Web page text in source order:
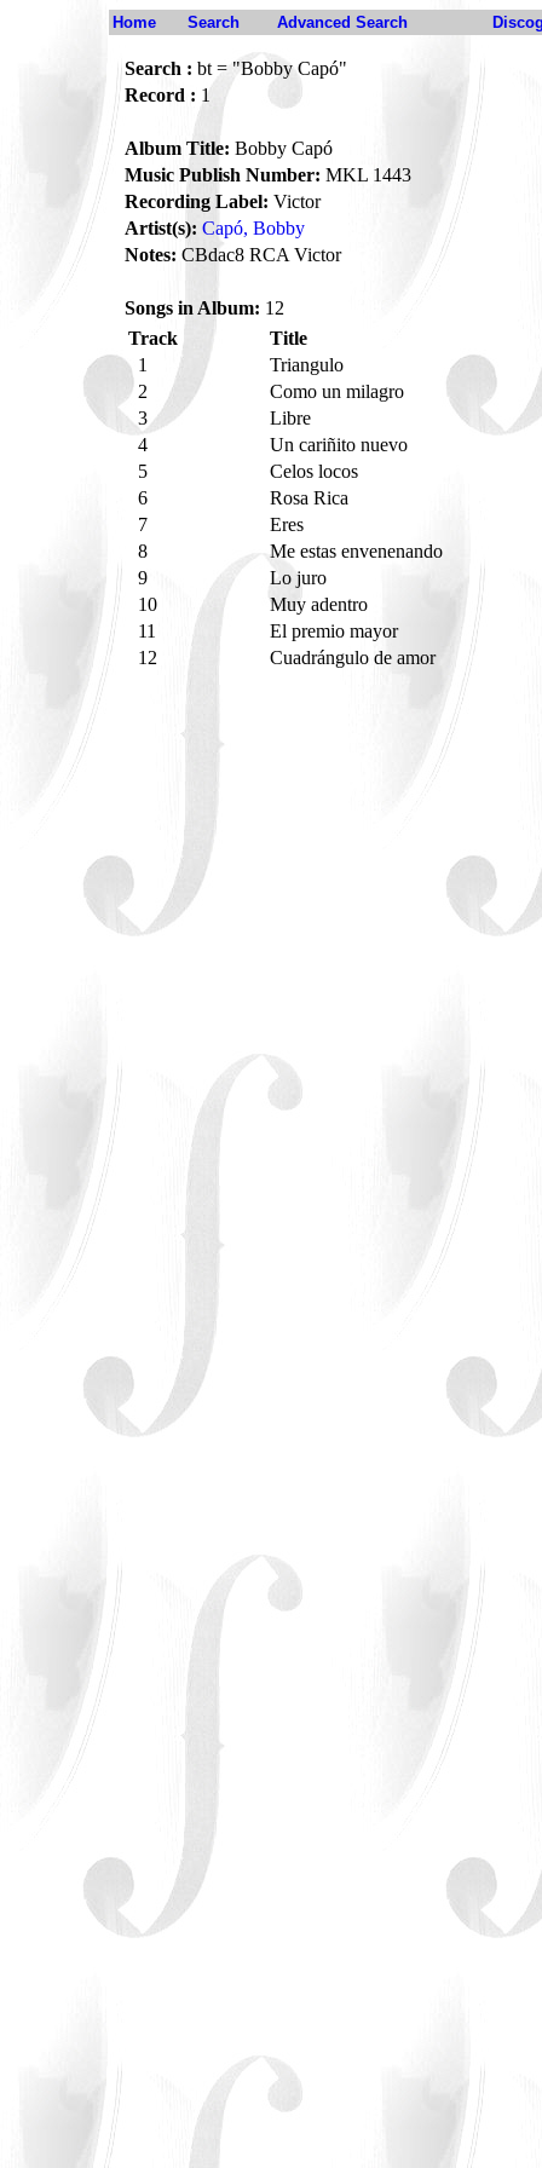
Home Search Advanced Search
Search : bt = "Bobby Capó"
Record : 1
Album Title: Bobby Capó
Music Publish Number: MKL 1443
Recording Label: Victor
Artist(s): Capó, Bobby
Notes: CBdac8 RCA Victor
Songs in Album: 12
Track
Title
1
Triangulo
2
Como un milagro
3
Libre
4
Un cariñito nuevo
5
Celos locos
6
Rosa Rica
7
Eres
8
Me estas envenenando
9
Lo juro
10
Muy adentro
11
El premio mayor
12
Cuadrángulo de amor